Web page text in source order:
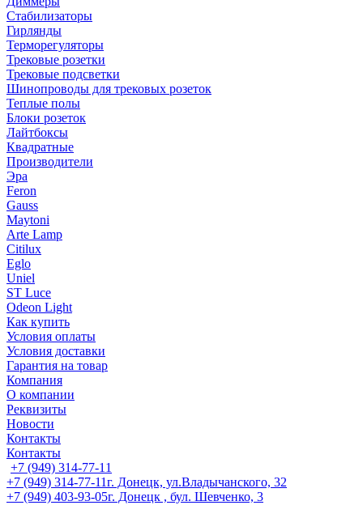
Стабилизаторы
Гирлянды
Терморегуляторы
Трековые розетки
Трековые подсветки
Шинопроводы для трековых розеток
Теплые полы
Блоки розеток
Лайтбоксы
Квадратные
Производители
Эра
Feron
Gauss
Maytoni
Arte Lamp
Citilux
Eglo
Uniel
ST Luce
Odeon Light
Как купить
Условия оплаты
Условия доставки
Гарантия на товар
Компания
О компании
Реквизиты
Новости
Контакты
Контакты
+7 (949) 314-77-11
+7 (949) 314-77-11г. Донецк, ул.Владычанского, 32
+7 (949) 403-93-05г. Донецк , бул. Шевченко, 3